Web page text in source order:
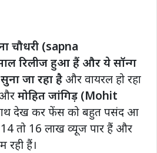
चौधरी (sapna
रिलीज हुआ हैं और ये सॉन्ग
जा रहा है और वायरल हो रहा
मोहित जांगिड़ (Mohit
देख कर फेंस को बहुत पसंद आ
तो 16 लाख व्यूज पार हैं और
रही हैं।